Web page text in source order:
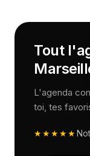
Tout
L'agenda
toi, tes
★★★★★